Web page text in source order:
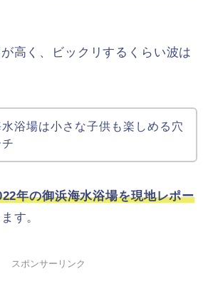
高く、ビックリするくらい波は
水浴場は小さな子供も楽しめる穴
年の御浜海水浴場を現地レポー
す。
スポンサーリンク